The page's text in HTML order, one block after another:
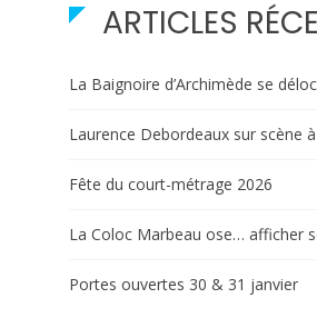
ARTICLES
La Baignoire d’Archimède se
Laurence Debordeaux sur scène
Fête du court-métrage 2026
La Coloc Marbeau ose… afficher
Portes ouvertes 30 & 31 janvier